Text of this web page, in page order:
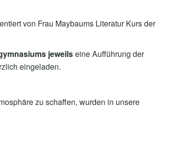
von Frau Maybaums Literatur Kurs der
jeweilseine Aufführung der
eingeladen.
zu schaffen, wurden in unsere